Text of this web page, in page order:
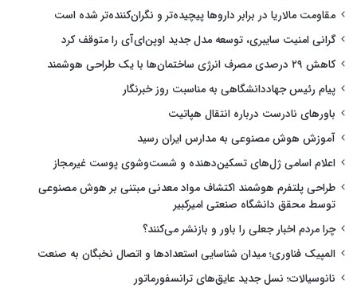
مقاومت مالاریا در برابر داروها پیچیده‌تر و نگران‌کننده‌تر شده است
گرانی امنیت سایبری، توسعه مدل جدید اوپن‌ای‌آی را متوقف کرد
کاهش ۲۹ درصدی مصرف انرژی ساختمان‌ها با یک طراحی هوشمند
پیام رئیس جهاددانشگاهی به مناسبت روز خبرنگار
باورهای نادرست درباره انتقال هپاتیت
آموزش هوش مصنوعی به مدارس ایران رسید
اعلام اسامی ژل‌های تسکین‌دهنده و شست‌وشوی پوست غیرمجاز
طراحی پلتفرم هوشمند اکتشاف مواد معدنی مبتنی بر هوش مصنوعی
توسط محقق دانشگاه صنعتی امیرکبیر
چرا مردم اخبار جعلی را باور و بازنشر می‌کنند؟
المپیک فناوری؛ میدان شناسایی استعدادها و اتصال نخبگان به صنعت
نانوسیالات؛ نسل جدید عایق‌های ترانسفورماتور